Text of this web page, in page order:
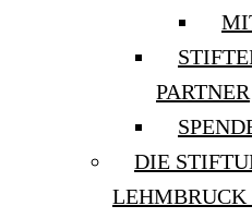
PARTNER
DIE